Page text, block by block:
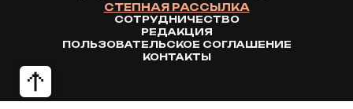
СТЕПНАЯ РАССЫЛКА
СОТРУДНИЧЕСТВО
РЕДАКЦИЯ
ПОЛЬЗОВАТЕЛЬСКОЕ СОГЛАШЕНИЕ
КОНТАКТЫ